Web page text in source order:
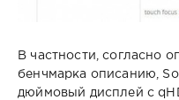
В частности, согласно
бенчмарка описанию,
дюймовый дисплей с